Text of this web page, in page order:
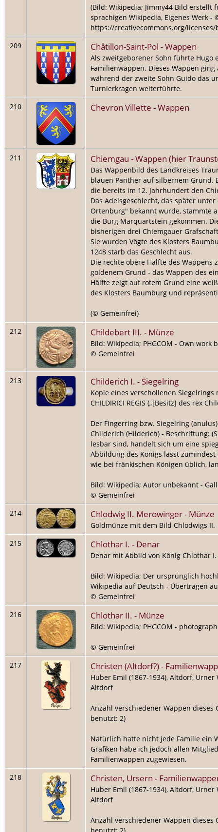
(Bild: Wikipedia; Jimmy44 Bild erstellt
sprachigen Wikipedia, Eigenes Werk -
https://creativecommons.org/licenses/
209
Châtillon-Saint-Pol - Wappen
Als zweitgeborener Sohn führte
Familienwappen. Dieses Wappen
während der zweite Sohn Guido das
Turnierkragen weiterführte.
210
Chevron Villette - Wappen
211 Chiemgau - Wappen (hier
Das Wappenbild des Landkreises
blauen Panther auf silbernem Grund.
die bereits im 12. Jahrhundert den
Das Adelsgeschlecht, das später
Ortenburg" bekannt wurde, stammte
die Burg Marquartstein gekommen.
bisherigen drei Chiemgauer
Sie wurden Vögte des Klosters
1248 starb das Geschlecht aus.
Die rechte obere Hälfte des
goldenem Grund - das Wappen des
Hälfte zeigt auf rotem Grund eine
des Klosters Baumburg und
(© Gemeinfrei)
212
Childebert III. - Münze
Bild: Wikipedia; PHGCOM - Own
© Gemeinfrei
213 Childerich I. - Siegelring
Kopie eines verschollenen
CHILDIRICI REGIS („[Besitz] des rex
Der Fingerring bzw. Siegelring
Childerich (Hilderich) - Beschriftung:
lesbar sind, handelt sich um eine
Abbildung des Königs lässt
wie bei fränkischen Königen üblich,
Bild: Wikipedia; Autor unbekannt -
© Gemeinfrei
214
Chlodwig II. Merowinger - Münze
Goldmünze mit dem Bild Chlodwigs II.
215
Chlothar I. - Denar
Denar mit Abbild von König Chlothar I.
Bild: Wikipedia; Der ursprünglich
Wikipedia auf Deutsch - Übertragen
© Gemeinfrei
216
Chlothar II. - Münze
Bild: Wikipedia; PHGCOM -
© Gemeinfrei
217
Christen (Altdorf?) -
Huber Emil (1867-1934), Altdorf,
Altdorf
Anzahl verschiedener Wappen dieses
benutzt: 2)
Natürlich hatte nicht jede Familie ein
Grafiken habe ich jedoch allen
Familienwappen zugewiesen.
218
Christen, Ursern -
Huber Emil (1867-1934), Altdorf,
Altdorf
Anzahl verschiedener Wappen dieses